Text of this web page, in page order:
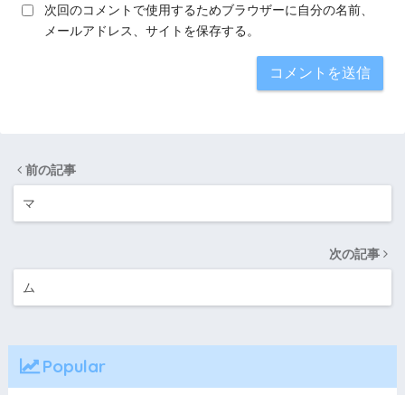
次回のコメントで使用するためブラウザーに自分の名前、
メールアドレス、サイトを保存する。
前の記事
マ
次の記事
ム
Popular